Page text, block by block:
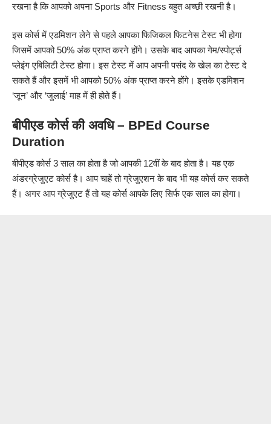
रखना है कि आपको अपना Sports और Fitnessबहुत अच्छी रखनी है।
इस कोर्स में एडमिशन लेने से पहले आपका फिजिकल फिटनेस टेस्ट भी होगा
जिसमें आपको 50% अंक प्राप्त करने होंगे। उसके बाद आपका गेम/स्पोर्ट्स
प्लेइंग एबिलिटी टेस्ट होगा। इस टेस्ट में आप अपनी पसंद के खेल का टेस्ट दे
सकते हैं और इसमें भी आपको 50% अंक प्राप्त करने होंगे। इसके एडमिशन
‘जून’ और ‘जुलाई’ माह में ही होते हैं।
बीपीएडकोर्स की अवधि – BPEd Course
Duration
बीपीएड कोर्स 3 साल का होता है जो आपकी 12वीं के बाद होता है। यह एक
अंडरग्रेजुएट कोर्स है। आप चाहें तो ग्रेजुएशन के बाद भी यह कोर्स कर सकते
हैं। अगर आप ग्रेजुएट हैं तो यह कोर्स आपके लिए सिर्फ एक साल का होगा।